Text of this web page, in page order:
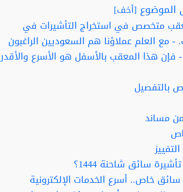
الموضوع [أخف]
متخصص في استخراج التأشيرات في
- مع العلم عملاؤنا هم السعوديين الراغبون
- فإن هذا المعقب بالأسفل هو الأسرع والأقدر
بالتفصيل
مساند
سائق شاحنة 1444؟
خاص.. أسرع الخدمات الإلكترونية